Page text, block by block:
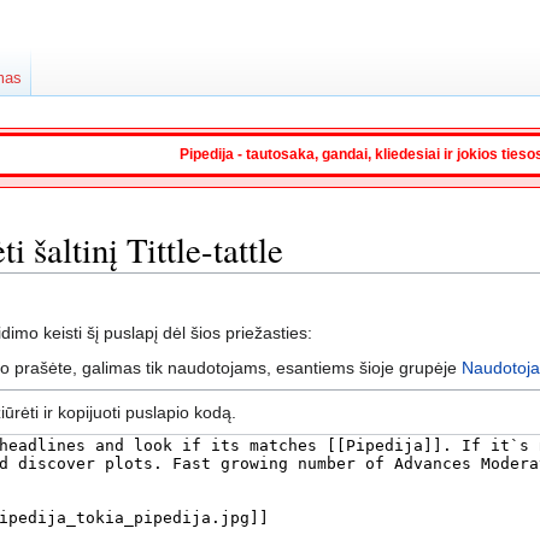
Pipedija - tautosaka, gandai, kliedesiai ir jokios
šaltinį Tittle-tattle
keisti šį puslapį dėl šios priežasties:
prašėte, galimas tik naudotojams, esantiems šioje grupėje
ir kopijuoti puslapio kodą.